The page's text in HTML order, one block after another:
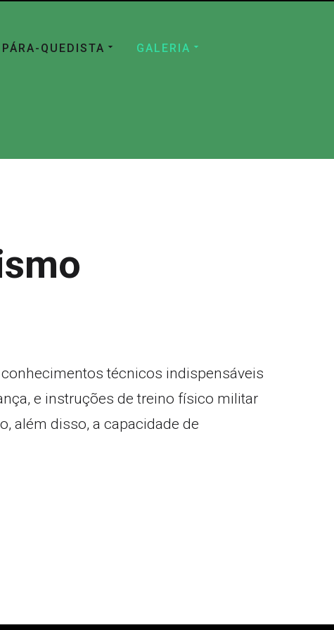
QUEDISTA GALERIA
técnicos indispensáveis
e instruções de treino físico militar
além disso, a capacidade de